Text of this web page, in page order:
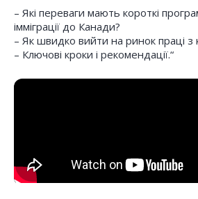
– Які переваги мають короткі
імміграції до Канади?
– Як швидко вийти на ринок праці з
– Ключові кроки і рекомендації.“